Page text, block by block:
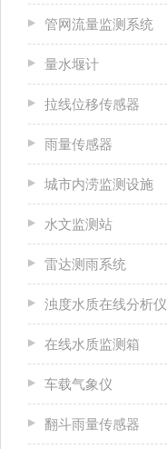
管网流量监测系统
量水堰计
拉线位移传感器
雨量传感器
城市内涝监测设施
水文监测站
雷达测雨系统
浊度水质在线分析仪
在线水质监测箱
车载气象仪
翻斗雨量传感器